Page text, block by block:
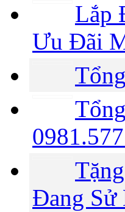
Lắp
Ưu Đãi
Đang Sử